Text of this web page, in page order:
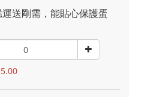
送剛需，能貼心保護蛋